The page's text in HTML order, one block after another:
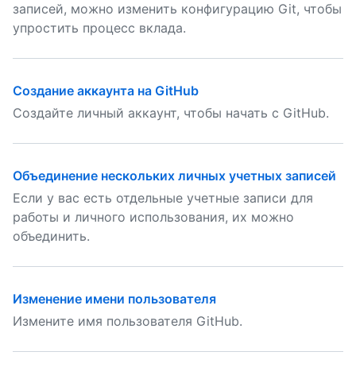
записей, можно изменить конфигурацию Git, чтобы
упростить процесс вклада.
Создание аккаунта на GitHub
Создайте личный аккаунт, чтобы начать с GitHub.
Объединение нескольких личных учетных записей
Если у вас есть отдельные учетные записи для
работы и личного использования, их можно
объединить.
Изменение имени пользователя
Измените имя пользователя GitHub.